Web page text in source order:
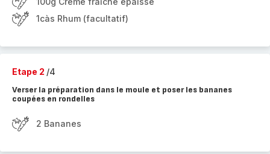
1càs Rhum (facultatif)
Etape 2 /4
Verser la préparation dans le moule et poser les bananes
coupées en rondelles
2 Bananes